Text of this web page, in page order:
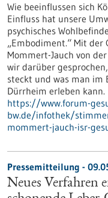
Wie beeinflussen sich
Einfluss hat unsere
psychisches
„Embodiment.“ Mit der
Mommert-Jauch von
wir darüber
steckt und was man im
Dürrheim erleben kann.
https://www.forum-
bw.de/infothek/
mommert-jauch-isr-
Pressemitteilung -
Neues Verfahren